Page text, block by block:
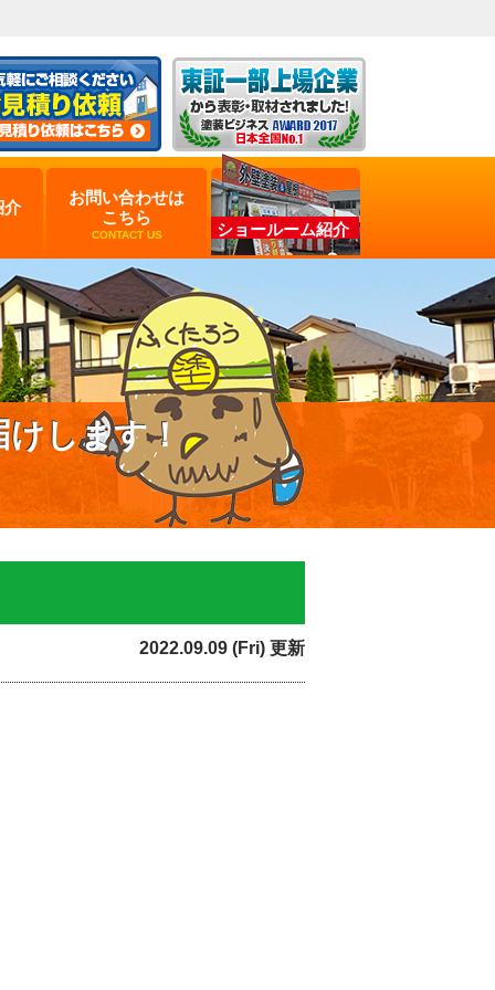
介
お問い合わせは
こちら
CONTACT US ショールーム紹介
けします！
2022.09.09 (Fri) 更新